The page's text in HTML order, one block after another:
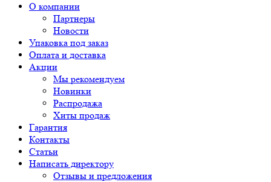
О компании
Партнеры
Новости
Упаковка под заказ
Оплата и доставка
Акции
Мы рекомендуем
Новинки
Распродажа
Хиты продаж
Гарантия
Контакты
Статьи
Написать директору
Отзывы и предложения